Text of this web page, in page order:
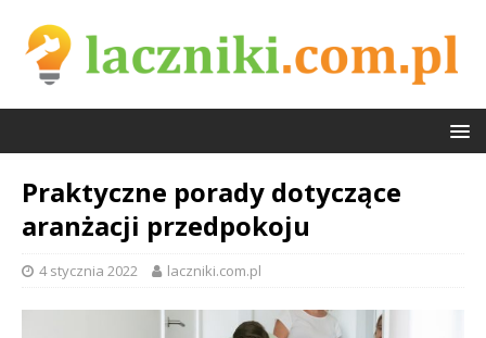
Praktyczne porady dotyczące
aranżacji przedpokoju
4 stycznia 2022 laczniki.com.pl